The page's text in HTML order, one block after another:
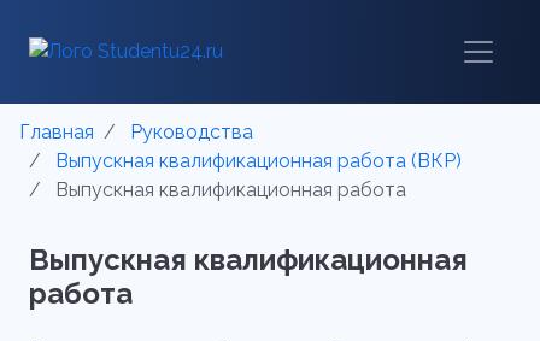
Главная
Руководства
Выпускная квалификационная работа (ВКР)
Выпускная квалификационная работа
Выпускная квалификационная
работа